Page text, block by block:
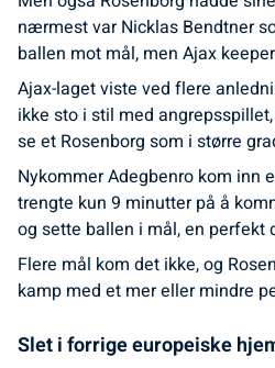
nærmest var Nicklas Bendtner
ballen mot mål, men Ajax
Ajax-laget viste ved flere
ikke sto i stil med
se et Rosenborg som i større
Nykommer Adegbenro kom inn
trengte kun 9 minutter på å
og sette ballen i mål, en perfekt
Flere mål kom det ikke, og
kamp med et mer eller mindre
Slet i forrige europeiske